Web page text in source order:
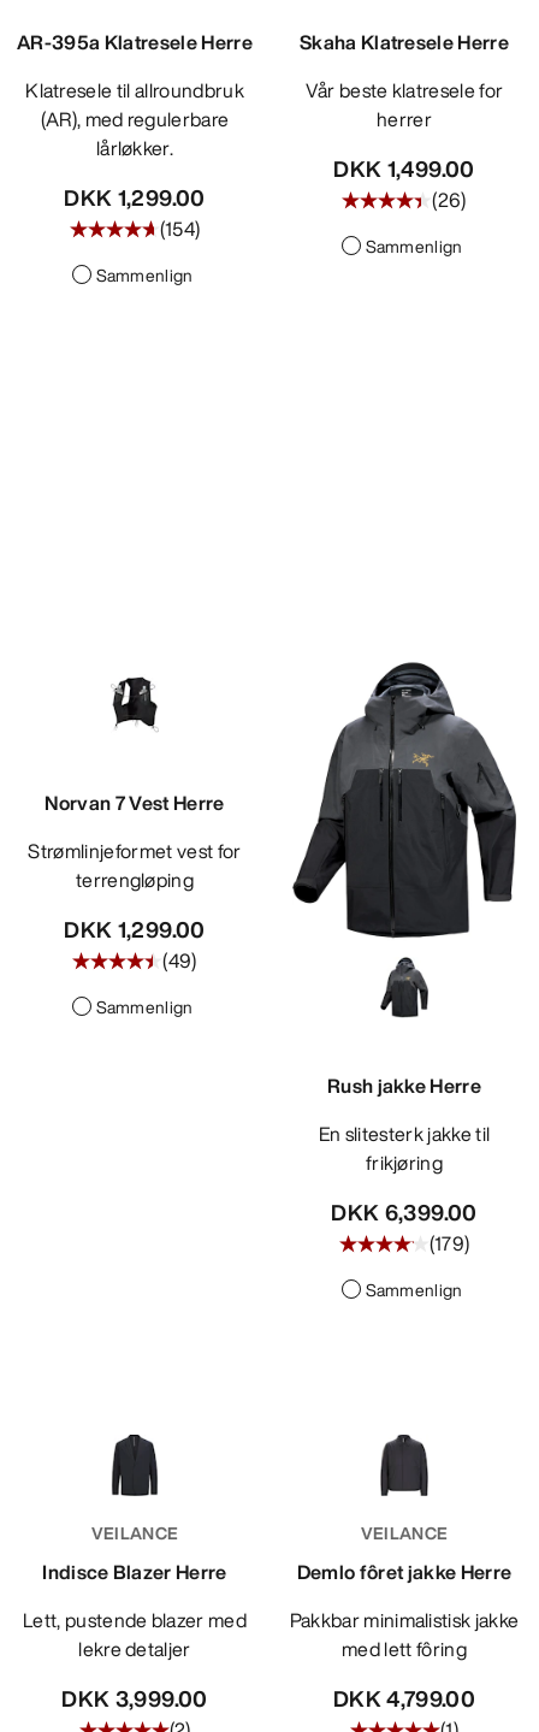
OPPDAG
AR-395a Klatresele Herre
Klatresele til allroundbruk
(AR), med regulerbare
lårløkker.
DKK 1,299.00
(154)
Sammenlign
Skaha Klatresele Herre
Vår beste klatresele for
herrer
DKK 1,499.00
(26)
Sammenlign
Norvan 7 Vest Herre
Strømlinjeformet vest for
terrengløping
DKK 1,299.00
(49)
Sammenlign
Rush jakke Herre
En slitesterk jakke til
frikjøring
DKK 6,399.00
(179)
Sammenlign
VEILANCE
Indisce Blazer Herre
Lett, pustende blazer med
lekre detaljer
DKK 3,999.00
VEILANCE
Demlo fôret jakke Herre
Pakkbar minimalistisk jakke
med lett fôring
DKK 4,799.00